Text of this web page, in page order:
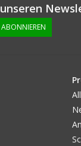
ABONNIEREN